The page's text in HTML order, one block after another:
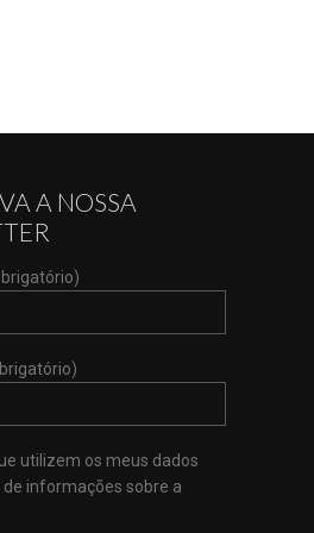
A NOSSA
utilizem os meus dados
de informações sobre a